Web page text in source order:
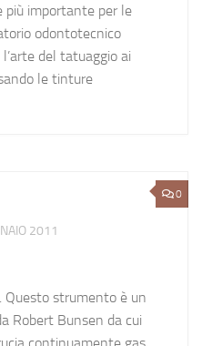
più importante per le
odontotecnico
del tatuaggio ai
le tinture
0
2011
Questo strumento è un
Robert Bunsen da cui
continuamente gas,